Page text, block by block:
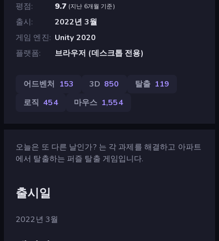
평점
9.7 (지난 6개월 기준)
출시
2022년 3월
게임 엔진
Unity 2020
플랫폼
브라우저 (데스크톱 전용)
어드벤처 153 3D 850 탈출 119
로직 454 마우스 1,554
오늘은 또 다른 날인가? 는 각 과제를 해결하고 아파트
에서 탈출하는 퍼즐 탈출 게임입니다.
출시일
2022년 3월